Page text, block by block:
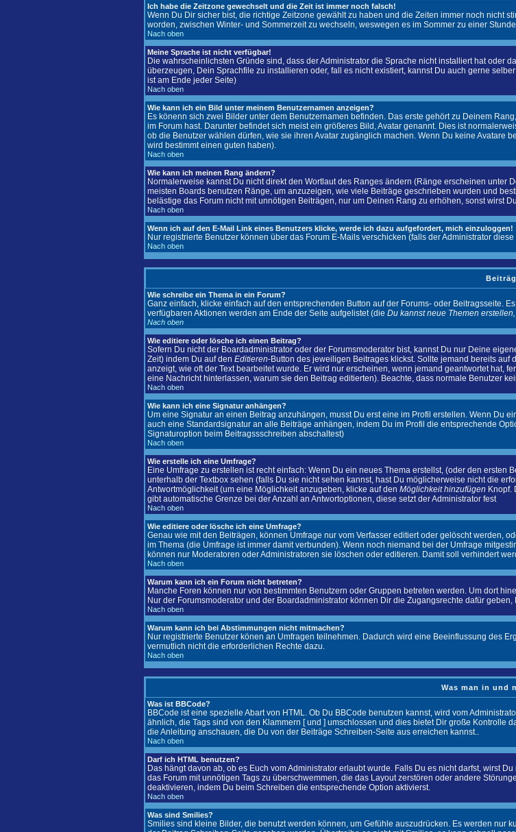
Ich habe die Zeitzone gewechselt und die Zeit ist immer noch falsch!
Wenn Du Dir sicher bist, die richtige Zeitzone gewählt zu haben und die Zeiten immer noch nicht
worden, zwischen Winter- und Sommerzeit zu wechseln, weswegen es im Sommer zu einer
Nach oben
Meine Sprache ist nicht verfügbar!
Die wahrscheinlichsten Gründe sind, dass der Administrator die Sprache nicht installiert hat oder
überzeugen, Dein Sprachfile zu installieren oder, fall es nicht existiert, kannst Du auch gerne
ist am Ende jeder Seite)
Nach oben
Wie kann ich ein Bild unter meinem Benutzernamen anzeigen?
Es könenn sich zwei Bilder unter dem Benutzernamen befinden. Das erste gehört zu Deinem
im Forum hast. Darunter befindet sich meist ein größeres Bild, Avatar genannt. Dies ist
ob die Benutzer wählen dürfen, wie sie ihren Avatar zugänglich machen. Wenn Du keine Avatare
wird bestimmt einen guten haben).
Nach oben
Wie kann ich meinen Rang ändern?
Normalerweise kannst Du nicht direkt den Wortlaut des Ranges ändern (Ränge erscheinen
meisten Boards benutzen Ränge, um anzuzeigen, wie viele Beiträge geschrieben wurden und
belästige das Forum nicht mit unnötigen Beiträgen, nur um Deinen Rang zu erhöhen, sonst wirst
Nach oben
Wenn ich auf den E-Mail Link eines Benutzers klicke, werde ich dazu aufgefordert, mich einzuloggen!
Nur registrierte Benutzer können über das Forum E-Mails verschicken (falls der Administrator
Nach oben
Wie schreibe ein Thema in ein Forum?
Ganz einfach, klicke einfach auf den entsprechenden Button auf der Forums- oder Beitragsseite.
verfügbaren Aktionen werden am Ende der Seite aufgelistet (die Du kannst neue Themen
Nach oben
Wie editiere oder lösche ich einen Beitrag?
Sofern Du nicht der Boardadministrator oder der Forumsmoderator bist, kannst Du nur Deine
Zeit) indem Du auf den Editieren-Button des jeweiligen Beitrages klickst. Sollte jemand bereits
anzeigt, wie oft der Text bearbeitet wurde. Er wird nur erscheinen, wenn jemand geantwortet hat,
eine Nachricht hinterlassen, warum sie den Beitrag editierten). Beachte, dass normale Benutzer
Nach oben
Wie kann ich eine Signatur anhängen?
Um eine Signatur an einen Beitrag anzuhängen, musst Du erst eine im Profil erstellen. Wenn Du
auch eine Standardsignatur an alle Beiträge anhängen, indem Du im Profil die entsprechende
Signaturoption beim Beitragssschreiben abschaltest)
Nach oben
Wie erstelle ich eine Umfrage?
Eine Umfrage zu erstellen ist recht einfach: Wenn Du ein neues Thema erstellst, (oder den ersten
unterhalb der Textbox sehen (falls Du sie nicht sehen kannst, hast Du möglicherweise nicht die
Antwortmöglichkeit (um eine Möglichkeit anzugeben, klicke auf den Möglichkeit hinzufügen Knopf.
gibt automatische Grenze bei der Anzahl an Antwortoptionen, diese setzt der Administrator fest
Nach oben
Wie editiere oder lösche ich eine Umfrage?
Genau wie mit den Beiträgen, können Umfrage nur vom Verfasser editiert oder gelöscht werden,
im Thema (die Umfrage ist immer damit verbunden). Wenn noch niemand bei der Umfrage
können nur Moderatoren oder Administratoren sie löschen oder editieren. Damit soll verhindert
Nach oben
Warum kann ich ein Forum nicht betreten?
Manche Foren können nur von bestimmten Benutzern oder Gruppen betreten werden. Um dort
Nur der Forumsmoderator und der Boardadministrator können Dir die Zugangsrechte dafür
Nach oben
Warum kann ich bei Abstimmungen nicht mitmachen?
Nur registrierte Benutzer könen an Umfragen teilnehmen. Dadurch wird eine Beeinflussung des
vermutlich nicht die erforderlichen Rechte dazu.
Nach oben
Was man in und
Was ist BBCode?
BBCode ist eine spezielle Abart von HTML. Ob Du BBCode benutzen kannst, wird vom
ähnlich, die Tags sind von den Klammern [ und ] umschlossen und dies bietet Dir große
die Anleitung anschauen, die Du von der Beiträge Schreiben-Seite aus erreichen kannst..
Nach oben
Darf ich HTML benutzen?
Das hängt davon ab, ob es Euch vom Administrator erlaubt wurde. Falls Du es nicht darfst, wirst
das Forum mit unnötigen Tags zu überschwemmen, die das Layout zerstören oder andere
deaktivieren, indem Du beim Schreiben die entsprechende Option aktivierst.
Nach oben
Was sind Smilies?
Smilies sind kleine Bilder, die benutzt werden können, um Gefühle auszudrücken. Es werden nur